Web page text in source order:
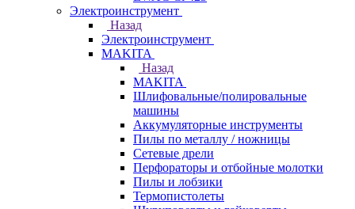
Электроинструмент
Назад
Электроинструмент
МAKITA
Назад
МAKITA
Шлифовальные/полировальные
машины
Аккумуляторные инструменты
Пилы по металлу / ножницы
Сетевые дрели
Перфораторы и отбойные молотки
Пилы и лобзики
Термопистолеты